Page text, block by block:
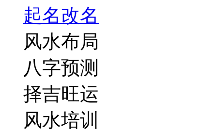
起名改名
风水布局
八字预测
择吉旺运
风水培训